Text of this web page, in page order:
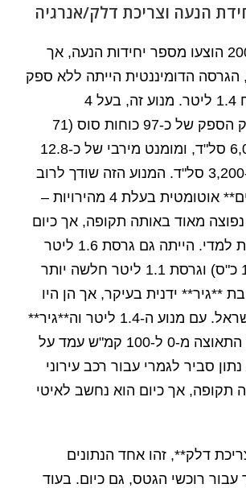
ליונדאי גטס 2008 הוצעו מספר יחידות הנעה, אך
הגרסה הדומיננטית הייתה ללא ספק
מנוע בנזין בנפח 1.4 ליטר. מנוע זה, בעל 4
צילינדרים, הפיק הספק של כ-97 כוחות סוס (71
קילוואט) ב-6,000 סל"ד, ומומנט מירבי של כ-12.8
קג"מ שהושג ב-3,200 סל"ד. המנוע הזה שודך לרוב
לתיבת **הילוכים** אוטומטית בעלת 4 מהירויות –
מאוד באותה תקופה, אך כיום
נחשבת למיושנת למדי. הייתה גם גרסת 1.6 ליטר
חזקה יותר (105 כ"ס) וגרסת 1.1 ליטר חלשה יותר
**גיר** ידנית בעיקר, אך הן היו
נדירות יותר בישראל. עם מנוע ה-1.4 ליטר וה**גיר**
האוטומטי, נתון התאוצה מ-0 ל-100 קמ"ש עמד על
– נתון סביר לגמרי עבור רכב עירוני
תקופה, אך כיום הוא נחשב לאיטי
דלק**, זהו אחד הנתונים
עבור רוכשי הגטס, גם כיום. בעוד